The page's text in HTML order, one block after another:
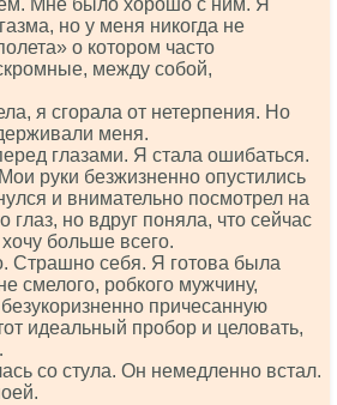
Мне было хорошо с ним. Я
но у меня никогда не
о котором часто
между собой,
я сгорала от нетерпения. Но
меня.
глазами. Я стала ошибаться.
руки безжизненно опустились
и внимательно посмотрел на
глаз, но вдруг поняла, что сейчас
больше всего.
Страшно себя. Я готова была
смелого, робкого мужчину,
причесанную
идеальный пробор и целовать,
со стула. Он немедленно встал.